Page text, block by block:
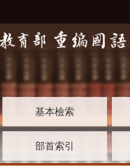
基本檢索
部首索引